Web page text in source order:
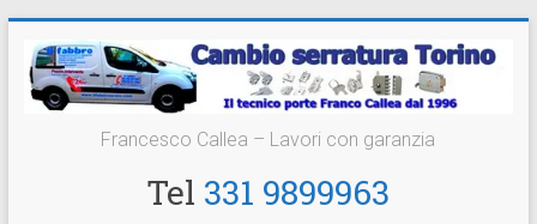
contenuto
Cambio
Serratura
Francesco Callea – Lavori con garanzia
Tel 331 9899963